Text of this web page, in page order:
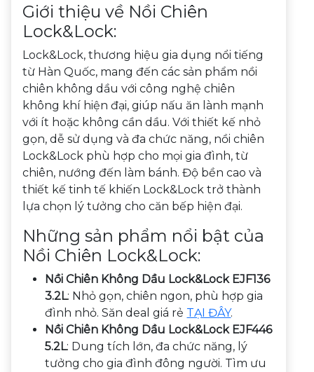
Giới thiệu về Nồi Chiên
Lock&Lock:
Lock&Lock, thương hiệu gia dụng nổi tiếng
từ Hàn Quốc, mang đến các sản phẩm nồi
chiên không dầu với công nghệ chiên
không khí hiện đại, giúp nấu ăn lành mạnh
với ít hoặc không cần dầu. Với thiết kế nhỏ
gọn, dễ sử dụng và đa chức năng, nồi chiên
Lock&Lock phù hợp cho mọi gia đình, từ
chiên, nướng đến làm bánh. Độ bền cao và
thiết kế tinh tế khiến Lock&Lock trở thành
lựa chọn lý tưởng cho căn bếp hiện đại.
Những sản phẩm nổi bật của
Nồi Chiên Lock&Lock:
Nồi Chiên Không Dầu Lock&Lock EJF136
3.2L: Nhỏ gọn, chiên ngon, phù hợp gia
đình nhỏ. Săn deal giá rẻ TẠI ĐÂY.
Nồi Chiên Không Dầu Lock&Lock EJF446
5.2L: Dung tích lớn, đa chức năng, lý
tưởng cho gia đình đông người. Tìm ưu